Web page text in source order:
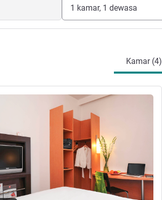
1 kamar, 1 dewasa
Kamar (4)
detail